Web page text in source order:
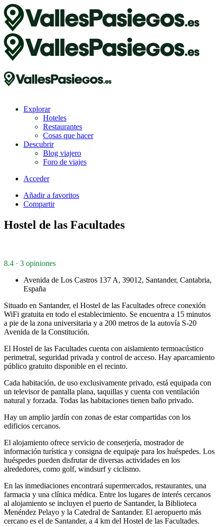
Explorar
Hoteles
Restaurantes
Cosas que hacer
Descubrir
Blog viajero
Foro de viajes
Acceder
Añadir a favoritos
Compartir
Hostel de las Facultades
8.4 · 3 opiniones
Avenida de Los Castros 137 A, 39012, Santander, Cantabria,
España
Situado en Santander, el Hostel de las Facultades ofrece conexión
WiFi gratuita en todo el establecimiento. Se encuentra a 15 minutos
a pie de la zona universitaria y a 200 metros de la autovía S-20
Avenida de la Constitución.
El Hostel de las Facultades cuenta con aislamiento termoacústico
perimetral, seguridad privada y control de acceso. Hay aparcamiento
público gratuito disponible en el recinto.
Cada habitación, de uso exclusivamente privado, está equipada con
un televisor de pantalla plana, taquillas y cuenta con ventilación
natural y forzada. Todas las habitaciones tienen baño privado.
Hay un amplio jardín con zonas de estar compartidas con los
edificios cercanos.
El alojamiento ofrece servicio de conserjería, mostrador de
información turística y consigna de equipaje para los huéspedes. Los
huéspedes pueden disfrutar de diversas actividades en los
alrededores, como golf, windsurf y ciclismo.
En las inmediaciones encontrará supermercados, restaurantes, una
farmacia y una clínica médica. Entre los lugares de interés cercanos
al alojamiento se incluyen el puerto de Santander, la Biblioteca
Menéndez Pelayo y la Catedral de Santander. El aeropuerto más
cercano es el de Santander, a 4 km del Hostel de las Facultades.